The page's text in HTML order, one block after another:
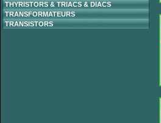
THYRISTORS & TRIACS & DIACS
TRANSFORMATEURS
TRANSISTORS